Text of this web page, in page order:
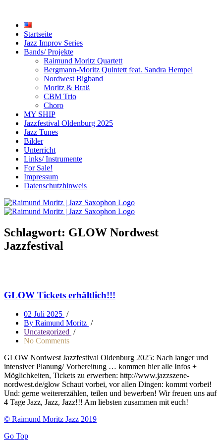
Startseite
Jazz Improv Series
Bands/ Projekte
Raimund Moritz Quartett
Bergmann-Moritz Quintett feat. Sandra Hempel
Nordwest Bigband
Moritz & Braß
CBM Trio
Choro
MY SHIP
Jazzfestival Oldenburg 2025
Jazz Tunes
Bilder
Unterricht
Links/ Instrumente
For Sale!
Impressum
Datenschutzhinweis
Schlagwort: GLOW Nordwest
Jazzfestival
GLOW Tickets erhältlich!!!
02 Juli 2025 /
By Raimund Moritz /
Uncategorized /
No Comments
GLOW Nordwest Jazzfestival Oldenburg 2025: Nach langer und
intensiver Planung/ Vorbereitung … kommen hier alle Infos +
Möglichkeiten, Tickets zu erwerben: http://www.jazzszene-
nordwest.de/glow Schaut vorbei, vor allen Dingen: kommt vorbei!
Und: gerne weitererzählen, teilen und bewerben! Wir freuen uns auf
4 Tage Jazz, Jazz, Jazz!!! Am liebsten zusammen mit euch!
© Raimund Moritz Jazz 2019
Go Top